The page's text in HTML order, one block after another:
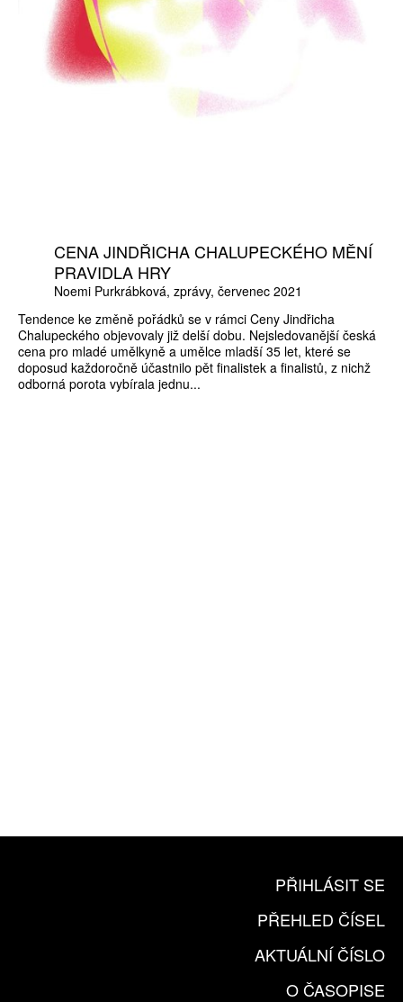
CENA JINDŘICHA CHALUPECKÉHO MĚNÍ
PRAVIDLA HRY
Noemi Purkrábková zprávy červenec 2021
Tendence ke změně pořádků se v rámci Ceny Jindřicha
Chalupeckého objevovaly již delší dobu. Nejsledovanější česká
cena pro mladé umělkyně a umělce mladší 35 let, které se
doposud každoročně účastnilo pět finalistek a finalistů, z nichž
odborná porota vybírala jednu...
PŘIHLÁSIT SE
PŘEHLED ČÍSEL
AKTUÁLNÍ ČÍSLO
O ČASOPISE